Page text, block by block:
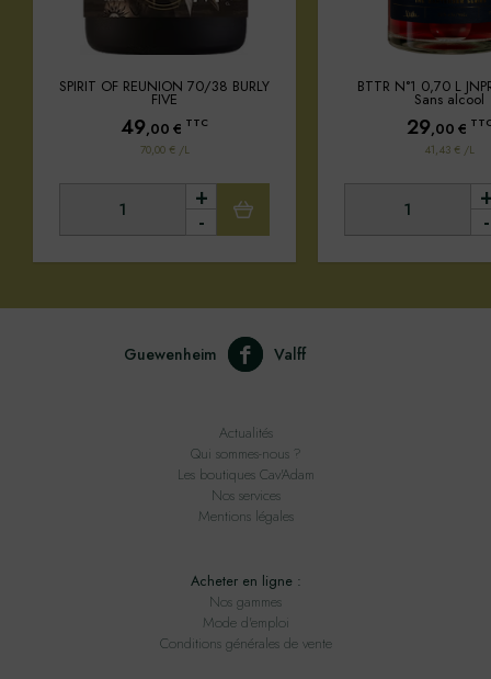
SPIRIT OF REUNION 70/38 BURLY
FIVE
49,00 € TTC
70,00 € /L
-
+
BTTR N°1 0,70 L
Sans alcool
29,00 €
41,43 € /L
-
Guewenheim Valff
Actualités
Qui sommes-nous ?
Les boutiques Cav'Adam
Nos services
Mentions légales
Acheter en ligne :
Nos gammes
Mode d'emploi
Conditions générales de vente